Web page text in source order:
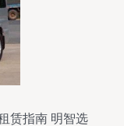
赁指南 明智选